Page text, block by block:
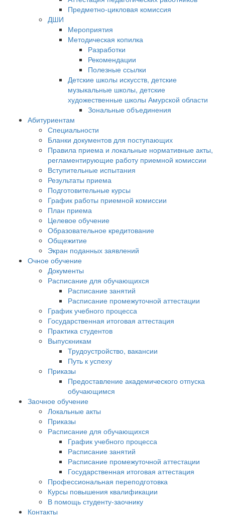
Предметно-цикловая комиссия
ДШИ
Мероприятия
Методическая копилка
Разработки
Рекомендации
Полезные ссылки
Детские школы искусств, детские
музыкальные школы, детские
художественные школы Амурской области
Зональные объединения
Абитуриентам
Специальности
Бланки документов для поступающих
Правила приема и локальные нормативные акты,
регламентирующие работу приемной комиссии
Вступительные испытания
Результаты приема
Подготовительные курсы
График работы приемной комиссии
План приема
Целевое обучение
Образовательное кредитование
Общежитие
Экран поданных заявлений
Очное обучение
Документы
Расписание для обучающихся
Расписание занятий
Расписание промежуточной аттестации
График учебного процесса
Государственная итоговая аттестация
Практика студентов
Выпускникам
Трудоустройство, вакансии
Путь к успеху
Приказы
Предоставление академического отпуска
обучающимся
Заочное обучение
Локальные акты
Приказы
Расписание для обучающихся
График учебного процесса
Расписание занятий
Расписание промежуточной аттестации
Государственная итоговая аттестация
Профессиональная переподготовка
Курсы повышения квалификации
В помощь студенту-заочнику
Контакты